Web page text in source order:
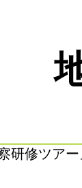
研修ツア